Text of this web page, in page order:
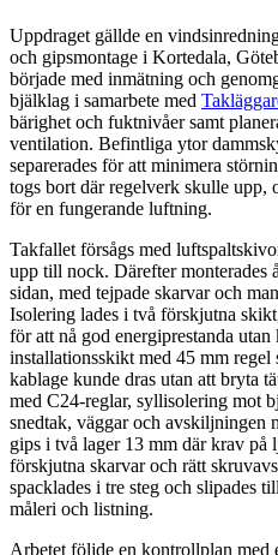
Uppdraget gällde en
och gipsmontage i Kortedala,
började med inmätning och
bjälklag i samarbete med
bärighet och fuktnivåer samt
ventilation. Befintliga ytor
separerades för att minimera
togs bort där regelverk skulle
för en fungerande luftning.
Takfallet försågs med
upp till nock. Därefter monterades
sidan, med tejpade skarvar och
Isolering lades i två förskjutna
för att nå god energiprestanda
installationsskikt med 45 mm regel
kablage kunde dras utan att bryta
med C24-reglar, syllisolering mot
snedtak, väggar och avskiljningen
gips i två lager 13 mm där krav på
förskjutna skarvar och rätt
spacklades i tre steg och slipades
måleri och listning.
Arbetet följde en kontrollplan med